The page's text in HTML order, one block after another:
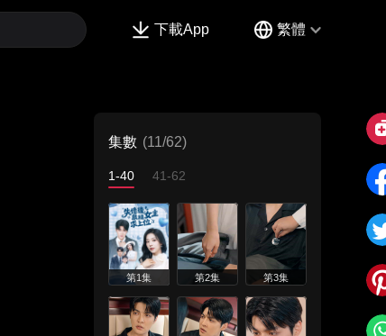
下載App 繁體
集數 (11/62)
1-40 41-62
第1集 第2集 第3集